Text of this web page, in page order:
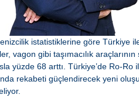
istatistiklerine göre Türkiye
vagon gibi taşımacılık
yüzde 68 arttı. Türkiye’de Ro-Ro
rekabeti güçlendirecek yeni